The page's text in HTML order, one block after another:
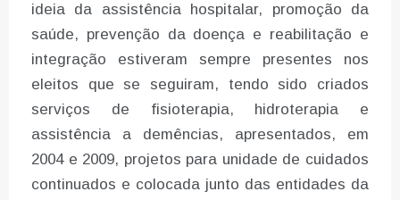
ideia da assistência hospitalar, promoção da
saúde, prevenção da doença e reabilitação e
integração estiveram sempre presentes nos
eleitos que se seguiram, tendo sido criados
serviços de fisioterapia, hidroterapia e
assistência a demências, apresentados, em
2004 e 2009, projetos para unidade de cuidados
continuados e colocada junto das entidades da